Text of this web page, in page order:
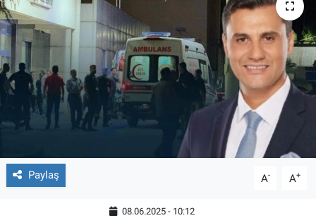
Paylaş A- A+
08.06.2025 - 10:12